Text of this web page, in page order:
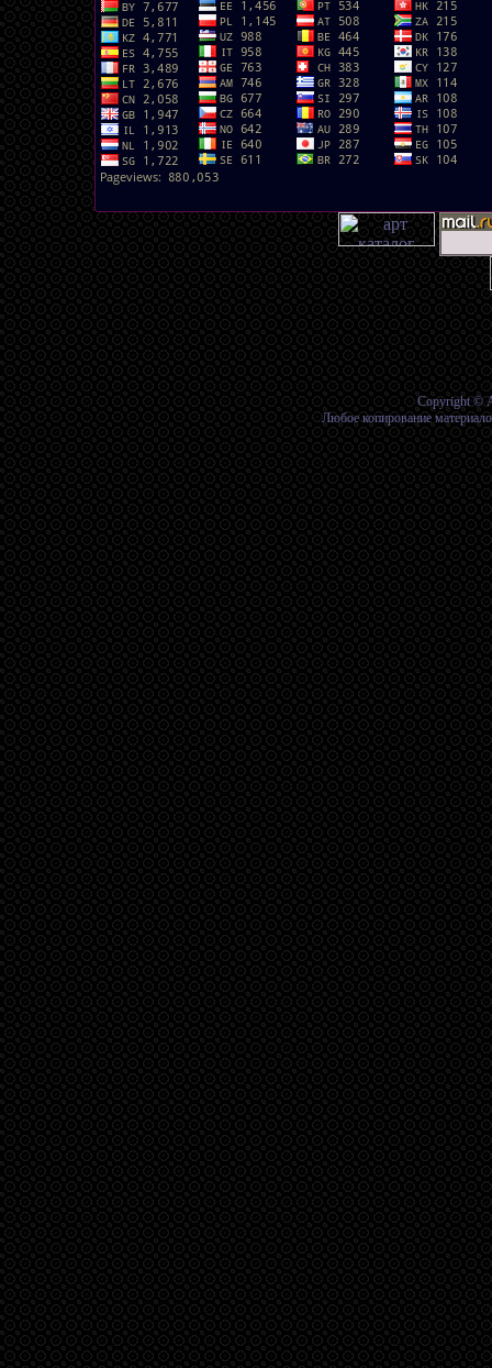
Copyright ©
Любое копирование